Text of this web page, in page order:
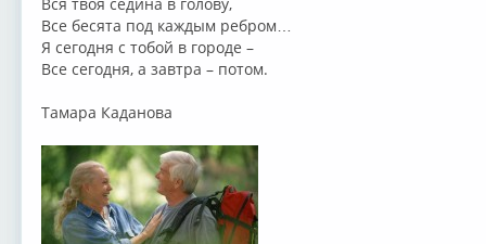
Все бесята под каждым ребром…
Я сегодня с тобой в городе –
Все сегодня, а завтра – потом.
Тамара Каданова